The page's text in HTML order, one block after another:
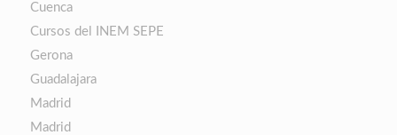
Cuenca
Cursos del INEM SEPE
Gerona
Guadalajara
Madrid
Madrid